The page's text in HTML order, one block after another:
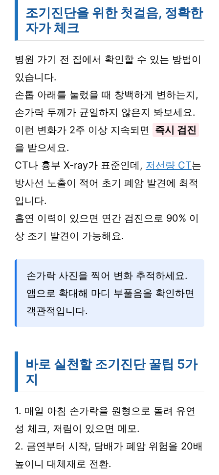
조기진단을 위한 첫걸음, 정확한
자가 체크
병원 가기 전 집에서 확인할 수 있는 방법이
있습니다.
손톱 아래를 눌렀을 때 창백하게 변하는지,
손가락 두께가 균일하지 않은지 봐보세요.
이런 변화가 2주 이상 지속되면
즉시 검진
을 받으세요.
CT나 흉부 X-ray가 표준인데, 저선량 CT는
방사선 노출이 적어 초기 폐암 발견에 최적
입니다.
흡연 이력이 있으면 연간 검진으로 90% 이
상 조기 발견이 가능해요.
손가락 사진을 찍어 변화 추적하세요.
앱으로 확대해 마디 부풀음을 확인하면
객관적입니다.
바로 실천할 조기진단 꿀팁 5가
지
1. 매일 아침 손가락을 원형으로 돌려 유연
성 체크, 저림이 있으면 메모.
2. 금연부터 시작, 담배가 폐암 위험을 20배
높이니 대체재로 전환.